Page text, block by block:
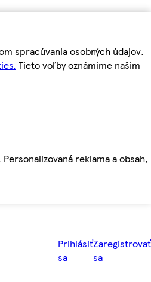
spracúvania osobných údajov.
Tieto voľby oznámime našim
reklama a obsah,
Prihlásiť
sa
Zaregistrovať
sa